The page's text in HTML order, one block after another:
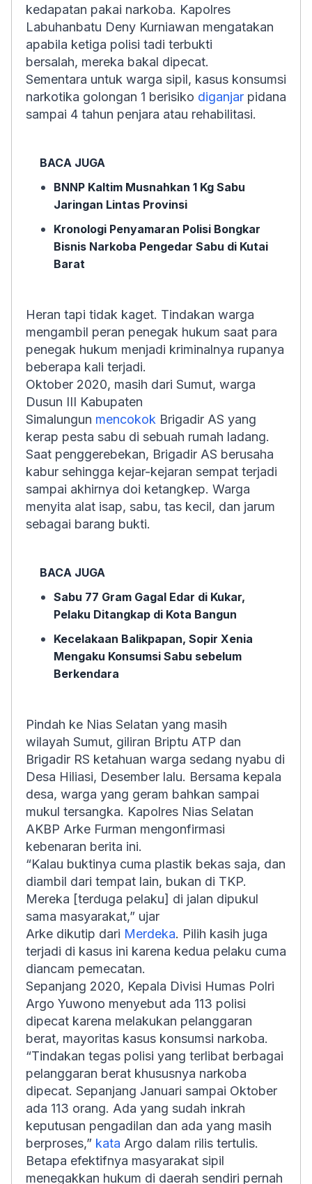
kedapatan pakai narkoba. Kapolres
Labuhanbatu Deny Kurniawan mengatakan
apabila ketiga polisi tadi terbukti
bersalah, mereka bakal dipecat.
Sementara untuk warga sipil, kasus konsumsi
narkotika golongan 1 berisiko diganjar pidana
sampai 4 tahun penjara atau rehabilitasi.
BACA JUGA
BNNP Kaltim Musnahkan 1 Kg Sabu
Jaringan Lintas Provinsi
Kronologi Penyamaran Polisi Bongkar
Bisnis Narkoba Pengedar Sabu di Kutai
Barat
Heran tapi tidak kaget. Tindakan warga
mengambil peran penegak hukum saat para
penegak hukum menjadi kriminalnya rupanya
beberapa kali terjadi.
Oktober 2020, masih dari Sumut, warga
Dusun III Kabupaten
Simalungun mencokok Brigadir AS yang
kerap pesta sabu di sebuah rumah ladang.
Saat penggerebekan, Brigadir AS berusaha
kabur sehingga kejar-kejaran sempat terjadi
sampai akhirnya doi ketangkep. Warga
menyita alat isap, sabu, tas kecil, dan jarum
sebagai barang bukti.
BACA JUGA
Sabu 77 Gram Gagal Edar di Kukar,
Pelaku Ditangkap di Kota Bangun
Kecelakaan Balikpapan, Sopir Xenia
Mengaku Konsumsi Sabu sebelum
Berkendara
Pindah ke Nias Selatan yang masih
wilayah Sumut, giliran Briptu ATP dan
Brigadir RS ketahuan warga sedang nyabu di
Desa Hiliasi, Desember lalu. Bersama kepala
desa, warga yang geram bahkan sampai
mukul tersangka. Kapolres Nias Selatan
AKBP Arke Furman mengonfirmasi
kebenaran berita ini.
“Kalau buktinya cuma plastik bekas saja, dan
diambil dari tempat lain, bukan di TKP.
Mereka [terduga pelaku] di jalan dipukul
sama masyarakat,” ujar
Arke dikutip dari Merdeka. Pilih kasih juga
terjadi di kasus ini karena kedua pelaku cuma
diancam pemecatan.
Sepanjang 2020, Kepala Divisi Humas Polri
Argo Yuwono menyebut ada 113 polisi
dipecat karena melakukan pelanggaran
berat, mayoritas kasus konsumsi narkoba.
“Tindakan tegas polisi yang terlibat berbagai
pelanggaran berat khususnya narkoba
dipecat. Sepanjang Januari sampai Oktober
ada 113 orang. Ada yang sudah inkrah
keputusan pengadilan dan ada yang masih
berproses,” kata Argo dalam rilis tertulis.
Betapa efektifnya masyarakat sipil
menegakkan hukum di daerah sendiri pernah